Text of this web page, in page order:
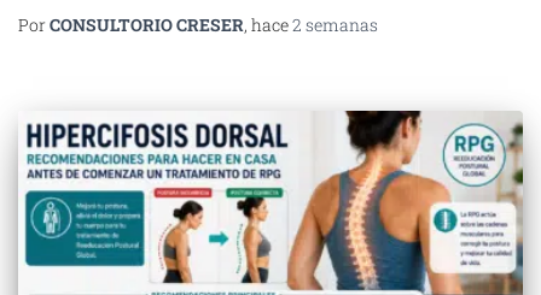
PorCONSULTORIO CRESER, hace2 semanas